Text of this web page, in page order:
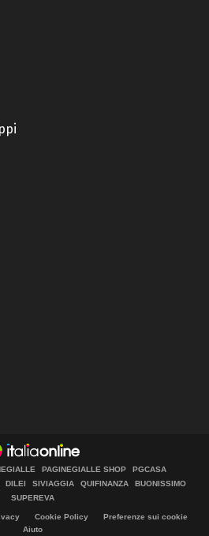
PAGINEGIALLE SHOP
PGCASA
DILEI SIVIAGGIA QUIFINANZA
BUONISSIMO
SUPEREVA
Cookie Policy
Preferenze sui cookie
Aiuto